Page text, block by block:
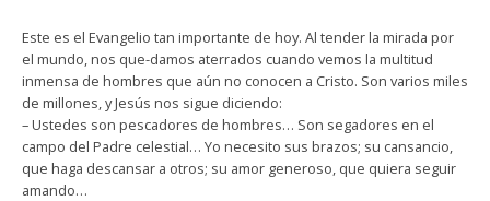
Este es el Evangelio tan importante de hoy. Al tender la mirada por
el mundo, nos que-damos aterrados cuando vemos la multitud
inmensa de hombres que aún no conocen a Cristo. Son varios miles
de millones, y Jesús nos sigue diciendo:
– Ustedes son pescadores de hombres… Son segadores en el
campo del Padre celestial… Yo necesito sus brazos; su cansancio,
que haga descansar a otros; su amor generoso, que quiera seguir
amando…